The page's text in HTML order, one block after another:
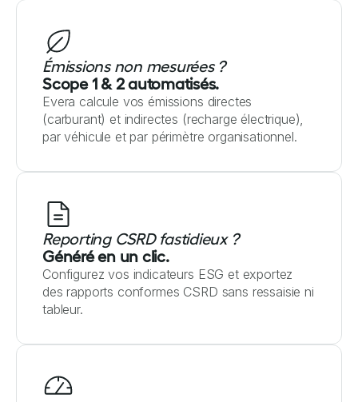
Émissions non mesurées ?
Scope 1 & 2 automatisés.
Evera calcule vos émissions directes
(carburant) et indirectes (recharge électrique),
par véhicule et par périmètre organisationnel.
Reporting CSRD fastidieux ?
Généré en un clic.
Configurez vos indicateurs ESG et exportez
des rapports conformes CSRD sans ressaisie ni
tableur.